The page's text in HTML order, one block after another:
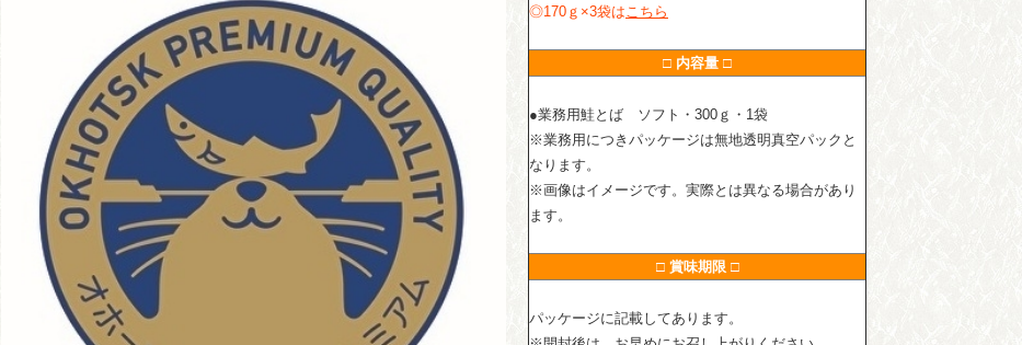
◎170ｇ×3袋はこちら
□ 内容量 □
●業務用鮭とば ソフト・300ｇ・1袋
※業務用につきパッケージは無地透明真空パックと
なります。
※画像はイメージです。実際とは異なる場合があり
ます。
□ 賞味期限 □
パッケージに記載してあります。